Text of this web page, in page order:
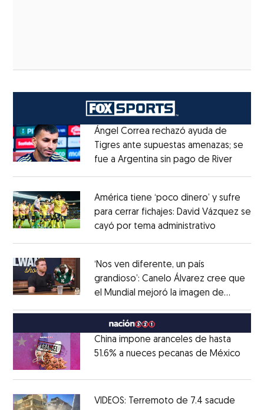
Ángel Correa rechazó ayuda de
Tigres ante supuestas amenazas; se
fue a Argentina sin pago de RiverOpens
América tiene ‘poco dinero’ y sufre
para cerrar fichajes: David Vázquez se
cayó por tema administrativo
‘Nos ven diferente, un país
grandioso’: Canelo Álvarez cree que
el Mundial mejoró la imagen de
China impone aranceles de hasta
51.6% a nueces pecanas de México
VIDEOS: Terremoto de 7.4 sacude